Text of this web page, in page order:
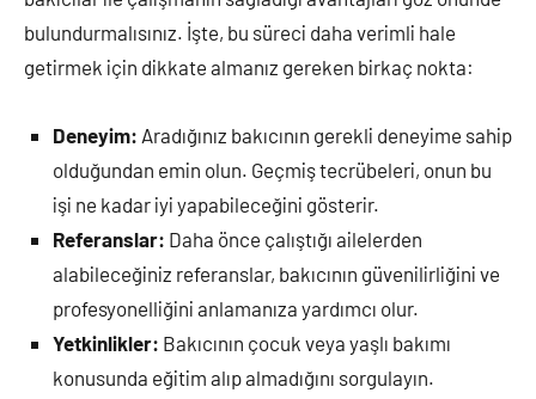
bulundurmalısınız. İşte, bu süreci daha verimli hale
getirmek için dikkate almanız gereken birkaç nokta:
Deneyim: Aradığınız bakıcının gerekli deneyime sahip
olduğundan emin olun. Geçmiş tecrübeleri, onun bu
işi ne kadar iyi yapabileceğini gösterir.
Referanslar: Daha önce çalıştığı ailelerden
alabileceğiniz referanslar, bakıcının güvenilirliğini ve
profesyonelliğini anlamanıza yardımcı olur.
Yetkinlikler: Bakıcının çocuk veya yaşlı bakımı
konusunda eğitim alıp almadığını sorgulayın.